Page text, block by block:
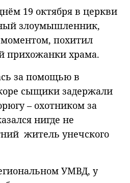
19 октября в церкви
злоумышленник,
похитил
прихожанки храма.
за помощью в
сыщики задержали
– охотником за
нигде не
житель унечского
УМВД, у